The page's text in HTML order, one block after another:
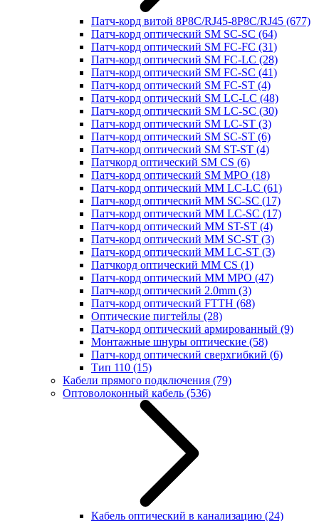
Патч-корд витой 8P8C/RJ45-8P8C/RJ45 (677)
Патч-корд оптический SM SC-SC (64)
Патч-корд оптический SM FC-FC (31)
Патч-корд оптический SM FC-LC (28)
Патч-корд оптический SM FC-SC (41)
Патч-корд оптический SM FC-ST (4)
Патч-корд оптический SM LC-LC (48)
Патч-корд оптический SM LC-SC (30)
Патч-корд оптический SM LC-ST (3)
Патч-корд оптический SM SC-ST (6)
Патч-корд оптический SM ST-ST (4)
Патчкорд оптический SM CS (6)
Патч-корд оптический SM MPO (18)
Патч-корд оптический MM LC-LC (61)
Патч-корд оптический MM SC-SC (17)
Патч-корд оптический MM LC-SC (17)
Патч-корд оптический MM ST-ST (4)
Патч-корд оптический MM SC-ST (3)
Патч-корд оптический MM LC-ST (3)
Патчкорд оптический MM CS (1)
Патч-корд оптический MM MPO (47)
Патч-корд оптический 2.0mm (3)
Патч-корд оптический FTTH (68)
Оптические пигтейлы (28)
Патч-корд оптический армированный (9)
Монтажные шнуры оптические (58)
Патч-корд оптический сверхгибкий (6)
Тип 110 (15)
Кабели прямого подключения (79)
Оптоволоконный кабель (536)
Кабель оптический в канализацию (24)